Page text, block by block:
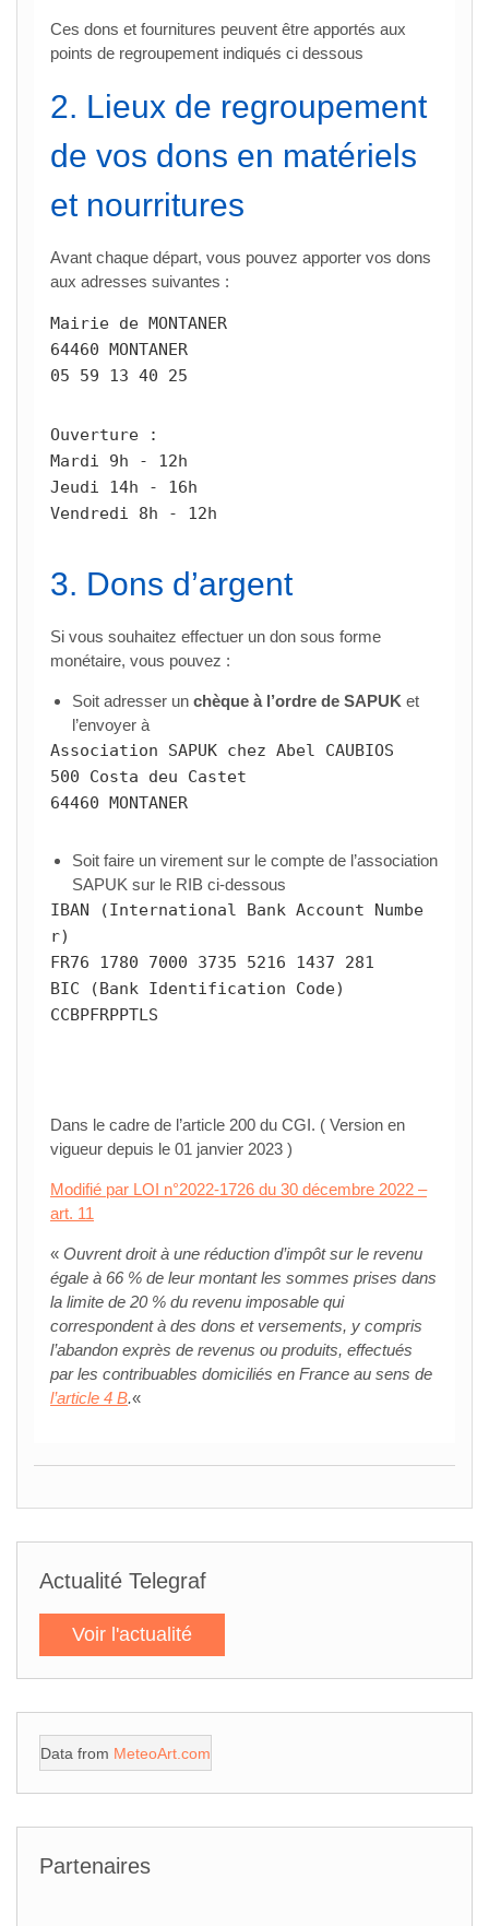
Ces dons et fournitures peuvent être apportés aux
points de regroupement indiqués ci dessous
2. Lieux de regroupement
de vos dons en matériels
et nourritures
Avant chaque départ, vous pouvez apporter vos dons
aux adresses suivantes :
Mairie de MONTANER
64460 MONTANER
05 59 13 40 25
Ouverture :
Mardi 9h - 12h
Jeudi 14h - 16h
Vendredi 8h - 12h
3. Dons d’argent
Si vous souhaitez effectuer un don sous forme
monétaire, vous pouvez :
Soit adresser un chèque à l’ordre de SAPUK et
l’envoyer à
Association SAPUK chez Abel CAUBIOS
500 Costa deu Castet
64460 MONTANER
Soit faire un virement sur le compte de l’association
SAPUK sur le RIB ci-dessous
IBAN (International Bank Account Numbe
r)
FR76 1780 7000 3735 5216 1437 281
BIC (Bank Identification Code)
CCBPFRPPTLS
Dans le cadre de l’article 200 du CGI. ( Version en
vigueur depuis le 01 janvier 2023 )
Modifié par LOI n°2022-1726 du 30 décembre 2022 –
art. 11
« Ouvrent droit à une réduction d’impôt sur le revenu
égale à 66 % de leur montant les sommes prises dans
la limite de 20 % du revenu imposable qui
correspondent à des dons et versements, y compris
l’abandon exprès de revenus ou produits, effectués
par les contribuables domiciliés en France au sens de
l’article 4 B.«
Actualité Telegraf
Voir l'actualité
Data from MeteoArt.com
Partenaires